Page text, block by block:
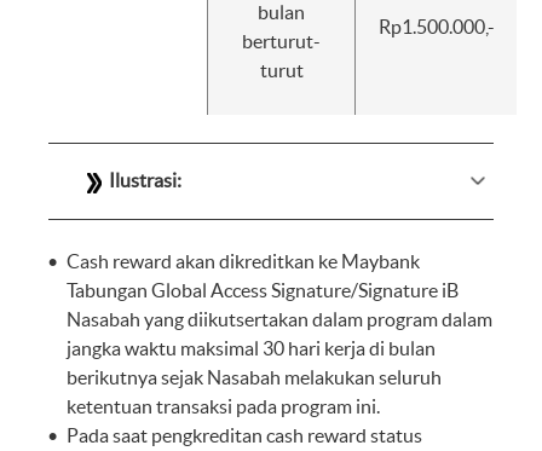
bulan
berturut-
turut
Rp1.500.000,-
Ilustrasi:
Cash reward akan dikreditkan ke Maybank
Tabungan Global Access Signature/Signature iB
Nasabah yang diikutsertakan dalam program dalam
jangka waktu maksimal 30 hari kerja di bulan
berikutnya sejak Nasabah melakukan seluruh
ketentuan transaksi pada program ini.
Pada saat pengkreditan cash reward status